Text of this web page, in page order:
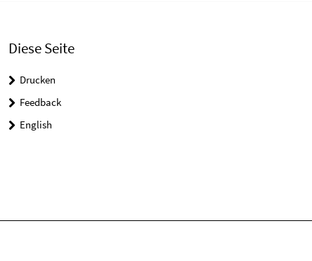
Diese Seite
Drucken
Feedback
English